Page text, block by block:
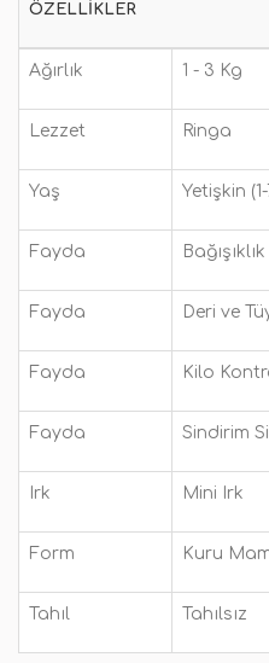
ÖZELLIKLER
Ağırlık 1 - 3 Kg
Lezzet Ringa
Yaş Yetişkin
Fayda
Fayda Deri ve
Fayda Kilo
Fayda Sindirim
Irk Mini Irk
Form Kuru
Tahıl Tahılsız